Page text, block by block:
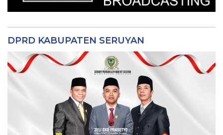
DPRD KABUPATEN SERUYAN